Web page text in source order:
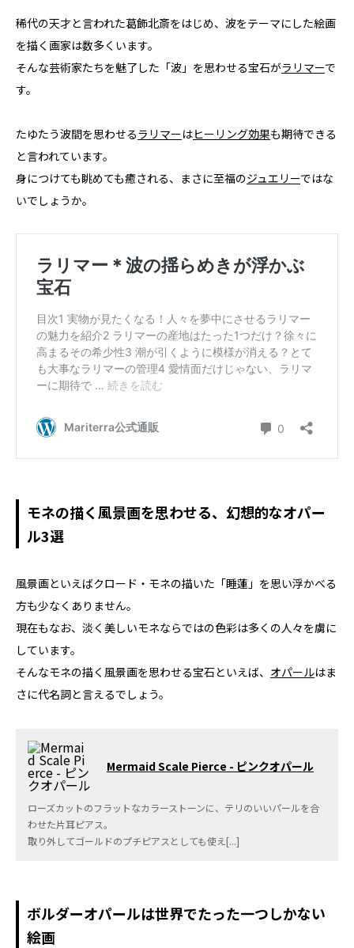
稀代の天才と言われた葛飾北斎をはじめ、波をテーマにした絵画
を描く画家は数多くいます。
そんな芸術家たちを魅了した「波」を思わせる宝石がラリマーで
す。
たゆたう波間を思わせるラリマーはヒーリング効果も期待できる
と言われています。
身につけても眺めても癒される、まさに至福のジュエリーではな
いでしょうか。
モネの描く風景画を思わせる、幻想的なオパー
ル3選
風景画といえばクロード・モネの描いた「睡蓮」を思い浮かべる
方も少なくありません。
現在もなお、淡く美しいモネならではの色彩は多くの人々を虜に
しています。
そんなモネの描く風景画を思わせる宝石といえば、 オパールはま
さに代名詞と言えるでしょう。
Mermaid Scale Pierce - ピンクオパール
ローズカットのフラットなカラーストーンに、テリのいいパールを合
わせた片耳ピアス。
取り外してゴールドのプチピアスとしても使え[...]
ボルダーオパールは世界でたった一つしかない
絵画